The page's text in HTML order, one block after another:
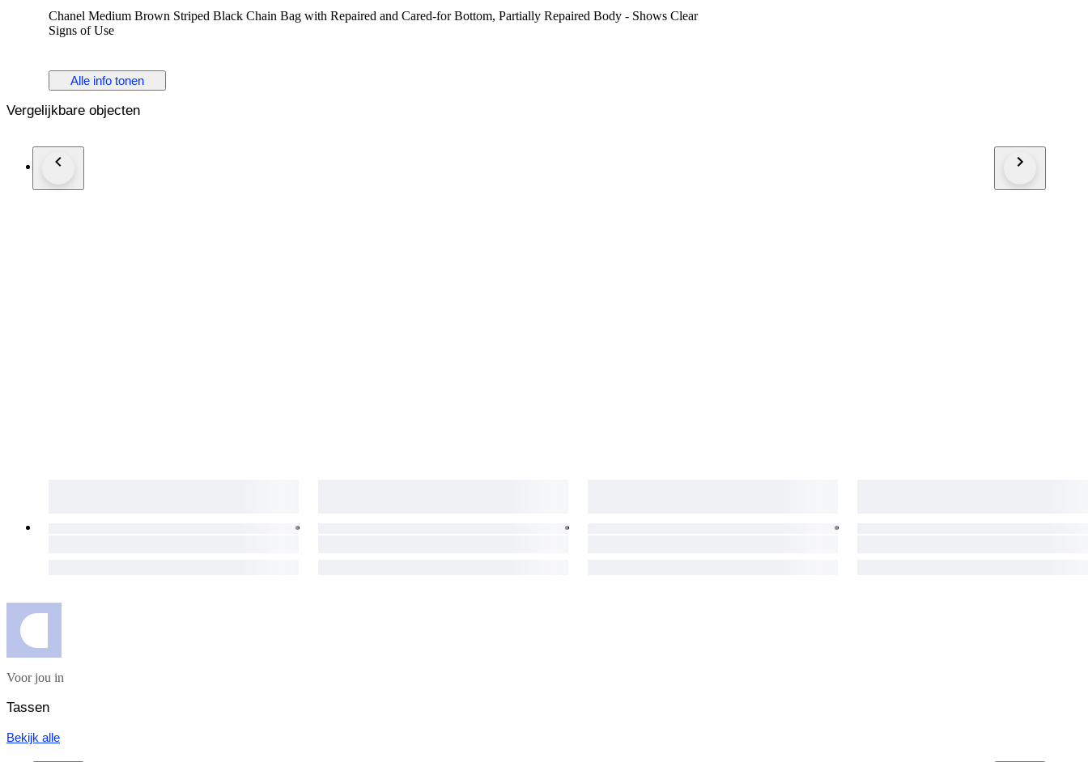
Chanel Medium Brown Striped Black Chain Bag with Repaired and Cared-for Bottom, Partially Repaired Body - Shows Clear
Signs of Use
Alle info tonen
Vergelijkbare objecten
Voor jou in
Tassen
Bekijk alle